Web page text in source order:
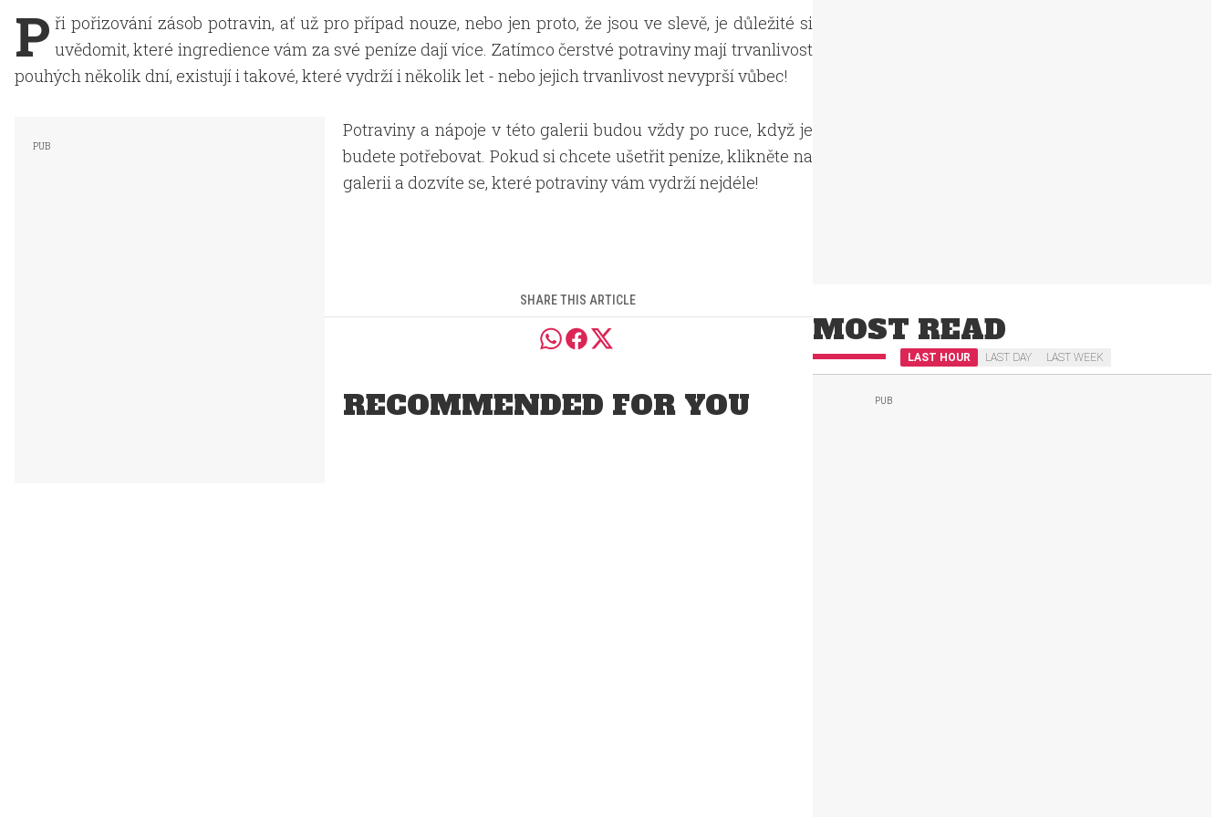
P ři pořizování zásob potravin, ať už pro případ nouze, nebo jen proto, že jsou ve slevě, je důležité si
uvědomit, které ingredience vám za své peníze dají více. Zatímco čerstvé potraviny mají trvanlivost
pouhých několik dní, existují i takové, které vydrží i několik let - nebo jejich trvanlivost nevyprší vůbec!
Potraviny a nápoje v této galerii budou vždy po ruce, když je
budete potřebovat. Pokud si chcete ušetřit peníze, klikněte na
galerii a dozvíte se, které potraviny vám vydrží nejdéle!
SHARE THIS ARTICLE
RECOMMENDED FOR YOU
MOST READ
LAST HOUR LAST DAY LAST WEEK